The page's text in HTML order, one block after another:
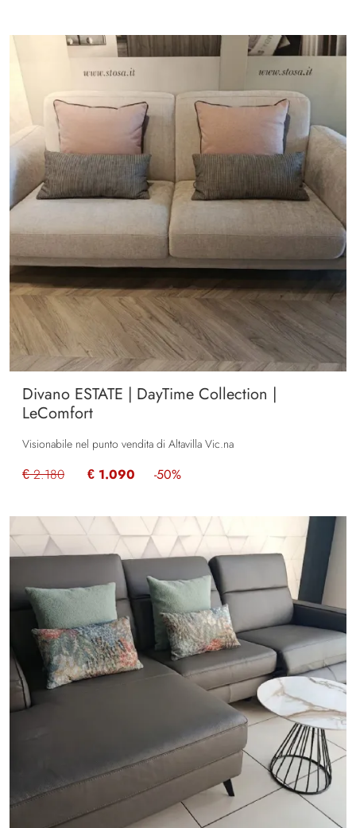
Divano ESTATE | DayTime Collection |
LeComfort
Visionabile nel punto vendita di Altavilla Vic.na
€ 2.180 € 1.090 -50%